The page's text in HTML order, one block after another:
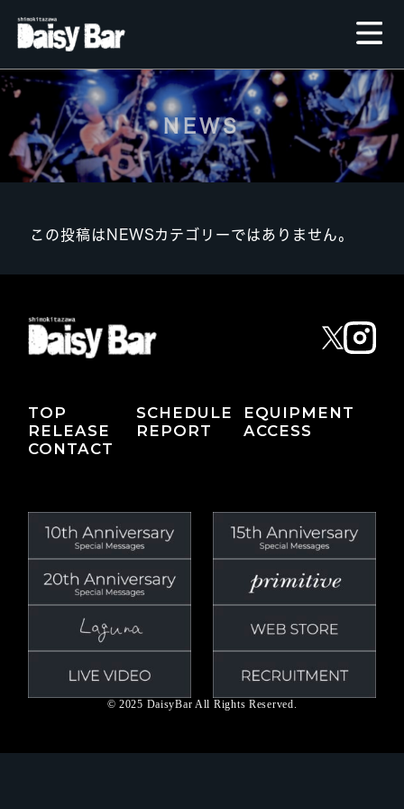
NEWS
この投稿はNEWSカテゴリーではありません。
TOP SCHEDULE
EQUIPMENT
RELEASE
REPORT
ACCESS
CONTACT
© 2025 DaisyBar All Rights Reserved.